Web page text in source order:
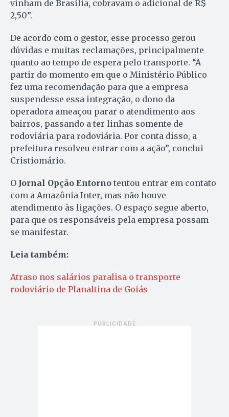
vinham de Brasília, cobravam o adicional de R$
2,50”.
De acordo com o gestor, esse processo gerou
dúvidas e muitas reclamações, principalmente
quanto ao tempo de espera pelo transporte. “A
partir do momento em que o Ministério Público
fez uma recomendação para que a empresa
suspendesse essa integração, o dono da
operadora ameaçou parar o atendimento aos
bairros, passando a ter linhas somente de
rodoviária para rodoviária. Por conta disso, a
prefeitura resolveu entrar com a ação”, conclui
Cristiomário.
O Jornal Opção Entorno tentou entrar em contato
com a Amazônia Inter, mas não houve
atendimento às ligações. O espaço segue aberto,
para que os responsáveis pela empresa possam
se manifestar.
Leia também:
Atraso nos salários paralisa o transporte
rodoviário de Planaltina de Goiás